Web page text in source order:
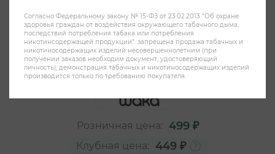
Жевательный табак WAKA 20pcs
16mg Strong - Кола
Розничная цена: 499 ₽
Клубная цена: 449 ₽
Согласно Федеральному закону № 15-ФЗ от 23.02.2013 "Об охране
здоровья граждан от воздействия окружающего табачного дыма,
последствий потребления табака или потребления
никотинсодержащей продукции": запрещена продажа табачных и
никотиносодержащих изделий несовершеннолетним (при
получении заказов необходим документ, удостоверяющий
личность); демонстрация табачных и никотиносодержащих изделий
производится только по требованию покупателя.